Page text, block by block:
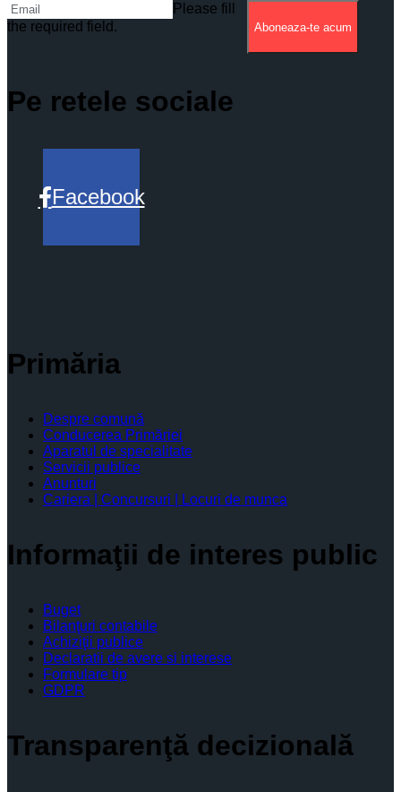
Please fill
the required field.
Aboneaza-te acum
Pe retele sociale
Facebook
Primăria
Despre comună
Conducerea Primăriei
Aparatul de specialitate
Servicii publice
Anunturi
Cariera | Concursuri | Locuri de munca
Informaţii de interes public
Buget
Bilanţuri contabile
Achiziţii publice
Declaratii de avere si interese
Formulare tip
GDPR
Transparenţă decizională